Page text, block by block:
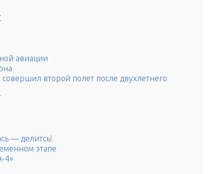
авиации
второй полет после двухлетнего
— делитсь!
этапе
4»